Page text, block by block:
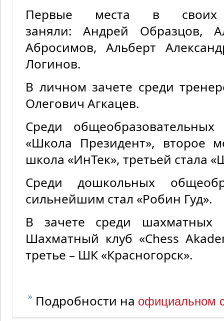
Первые места в своих
заняли: Андрей Образцов,
Абросимов, Альберт
Логинов.
В личном зачете среди
Олегович Агкацев.
Среди
«Школа Президент», второе
школа «ИнТек», третьей стала
Среди дошкольных
сильнейшим стал «Робин Гуд».
В зачете среди шахматных
Шахматный клуб «Chess
третье – ШК «Красногорск».
Подробности на официальном